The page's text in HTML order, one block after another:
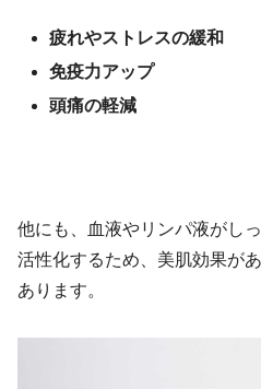
疲れやストレスの緩和
免疫力アップ
頭痛の軽減
他にも、血液やリンパ液がし
活性化するため、美肌効果が
あります。